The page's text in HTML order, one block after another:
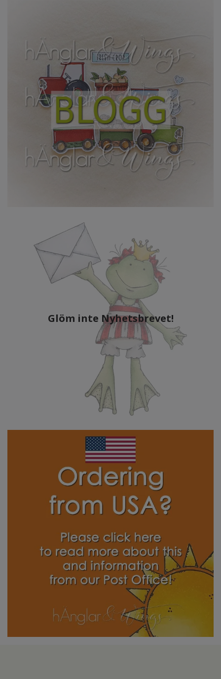
Glöm inte Nyhetsbrevet!